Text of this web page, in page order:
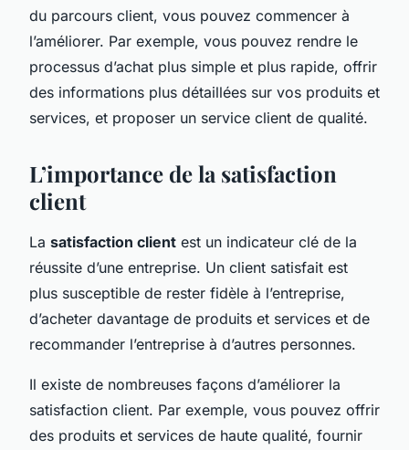
du parcours client, vous pouvez commencer à
l’améliorer. Par exemple, vous pouvez rendre le
processus d’achat plus simple et plus rapide, offrir
des informations plus détaillées sur vos produits et
services, et proposer un service client de qualité.
L’importance de la satisfaction
client
La satisfaction client est un indicateur clé de la
réussite d’une entreprise. Un client satisfait est
plus susceptible de rester fidèle à l’entreprise,
d’acheter davantage de produits et services et de
recommander l’entreprise à d’autres personnes.
Il existe de nombreuses façons d’améliorer la
satisfaction client. Par exemple, vous pouvez offrir
des produits et services de haute qualité, fournir